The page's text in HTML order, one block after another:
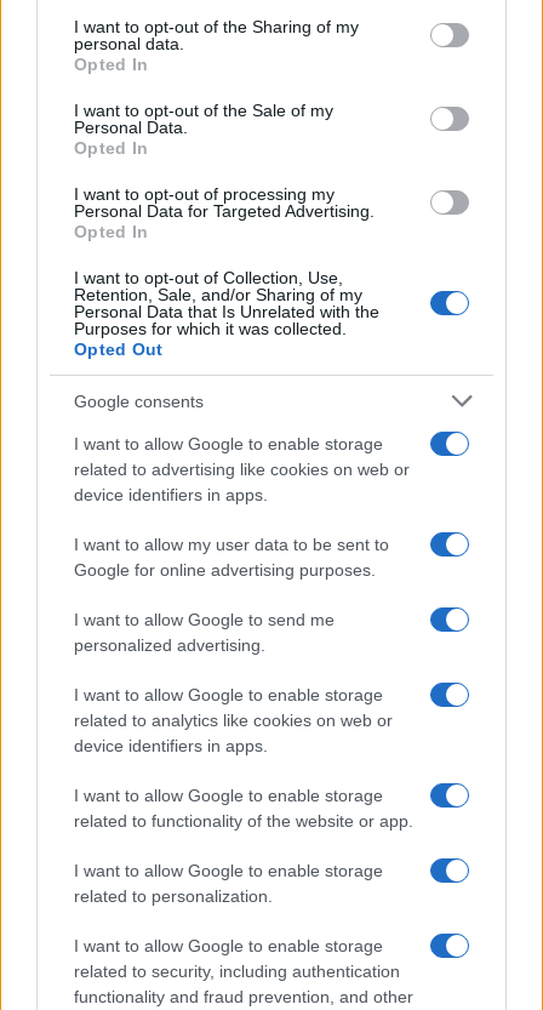
not limited to your visit or usage behaviour. You may click to
grant or deny consent to Google and its third-party tags to
use your data for below specified purposes in below Google
consent section.
I want to opt-out of the Sharing of my
personal data.
Opted In
I want to opt-out of the Sale of my
Personal Data.
Opted In
I want to opt-out of processing my
Personal Data for Targeted Advertising.
Opted In
I want to opt-out of Collection, Use,
Retention, Sale, and/or Sharing of my
Personal Data that Is Unrelated with the
Purposes for which it was collected.
Opted Out
Google consents
I want to allow Google to enable storage
related to advertising like cookies on web or
device identifiers in apps.
I want to allow my user data to be sent to
Google for online advertising purposes.
I want to allow Google to send me
personalized advertising.
I want to allow Google to enable storage
related to analytics like cookies on web or
device identifiers in apps.
I want to allow Google to enable storage
related to functionality of the website or app.
I want to allow Google to enable storage
related to personalization.
I want to allow Google to enable storage
related to security, including authentication
functionality and fraud prevention, and other
ETF su Ethereum: afflussi in calo dopo il picco di luglio
Francesca Spadaro · 7 Ago 2026
Giuseppe Conte in commissione Covid: le rivelazioni su
mascherine e finanziamenti
Francesca Galli · 7 Ago 2026
CRIPTOVALUTE